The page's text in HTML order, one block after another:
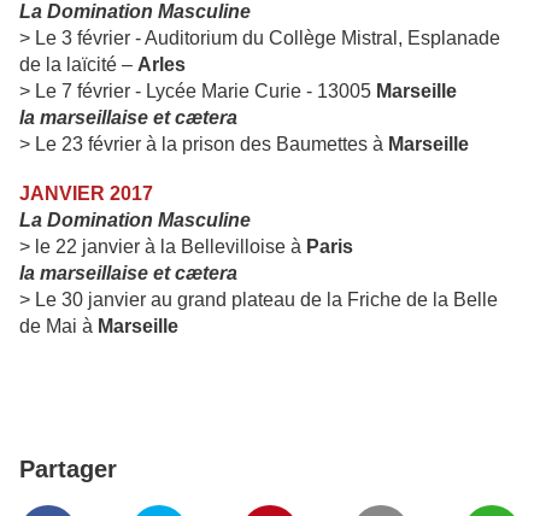
La Domination Masculine
> Le 3 février - Auditorium du Collège Mistral, Esplanade
de la laïcité – Arles
> Le 7 février - Lycée Marie Curie - 13005 Marseille
la marseillaise et cætera
> Le 23 février à la prison des Baumettes à Marseille
JANVIER 2017
La Domination Masculine
> le 22 janvier à la Bellevilloise à Paris
la marseillaise et cætera
> Le 30 janvier au grand plateau de la Friche de la Belle
de Mai à Marseille
Partager